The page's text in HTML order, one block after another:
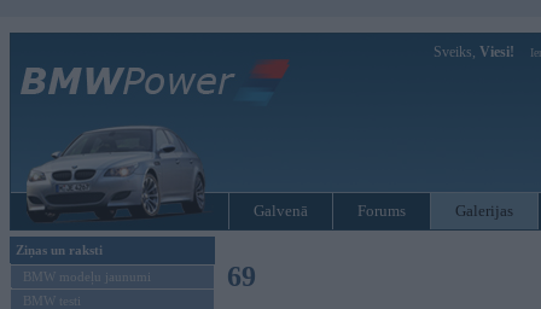
Sveiks, Viesi!
Galvenā Forums Galerijas
Ziņas un raksti
BMW modeļu jaunumi
BMW testi
69